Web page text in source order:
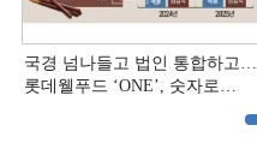
국경 넘나들고 법인 통합하고…
롯데웰푸드 ‘ONE’, 숫자로